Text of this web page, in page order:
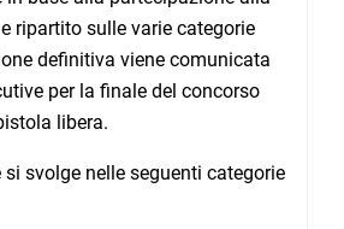
ripartito sulle varie categorie
definitiva viene comunicata
per la finale del concorso
libera.
svolge nelle seguenti categorie